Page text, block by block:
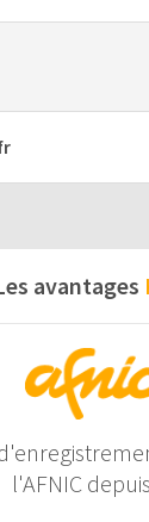
avantages
l'AFNIC